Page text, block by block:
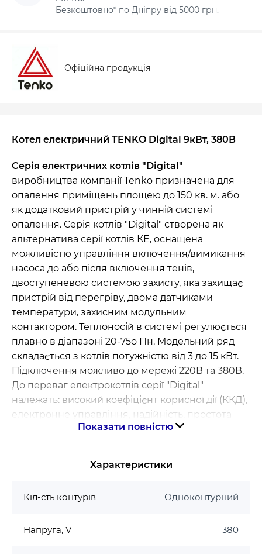
Безкоштовно* по Дніпру від 5000 грн.
Офіційна продукція
Котел електричний TENKO Digital 9кВт, 380В
Серія електричних котлів "Digital"
виробництва компанії Tenko призначена для
опалення приміщень площею до 150 кв. м. або
як додатковий пристрій у чинній системі
опалення. Серія котлів "Digital" створена як
альтернатива серії котлів КЕ, оснащена
можливістю управління включення/вимикання
насоса до або після включення тенів,
двоступеневою системою захисту, яка захищає
пристрій від перегріву, двома датчиками
температури, захисним модульним
контактором. Теплоносій в системі регулюється
плавно в діапазоні 20-75о Пн. Модельний ряд
складається з котлів потужністю від 3 до 15 кВт.
Підключення можливо до мережі 220В та 380В.
До переваг електрокотлів серії "Digital"
належать: високий коефіцієнт корисної дії (ККД),
електронне управління, надійність, простота
технічного обслуговування, екологічна чистота.
пройшли антикорозійну обробку. В
подальшому на них наноситься порошкова
красивого зовнішнього вигляду. В процесі
використовується виключно високоякісна
Показати повністю
Характеристики
Кіл-сть контурів Одноконтурний
Напруга, V 380